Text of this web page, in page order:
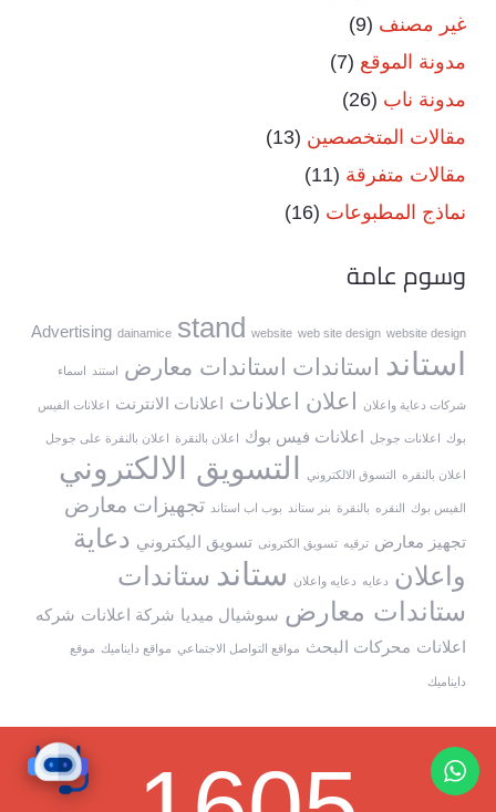
غير مصنف (9)
مدونة الموقع (7)
مدونة ناب (26)
مقالات المتخصصين (13)
مقالات متفرقة (11)
نماذج المطبوعات (16)
وسوم عامة
Advertising dainamice stand website web site design website design
استاند استاندات استاندات معارض استند اسماء
شركات دعاية واعلان اعلان اعلانات اعلانات الانترنت اعلانات الفيس
بوك اعلانات جوجل اعلانات فيس بوك اعلان بالنقرة اعلان بالنقرة على جوجل
اعلان بالنقره التسوق الالكتروني التسويق الالكتروني
الفيس بوك النقره بالنقرة بنر ستاند بوب اب استاند تجهيزات معارض
تجهيز معارض ترقيه تسويق الكترونى تسويق اليكتروني دعاية
واعلان دعايه دعايه واعلان ستاند ستاندات
ستاندات معارض سوشيال ميديا شركة اعلانات شركه
اعلانات محركات البحث مواقع التواصل الاجتماعي مواقع دايناميك موقع
دايناميك